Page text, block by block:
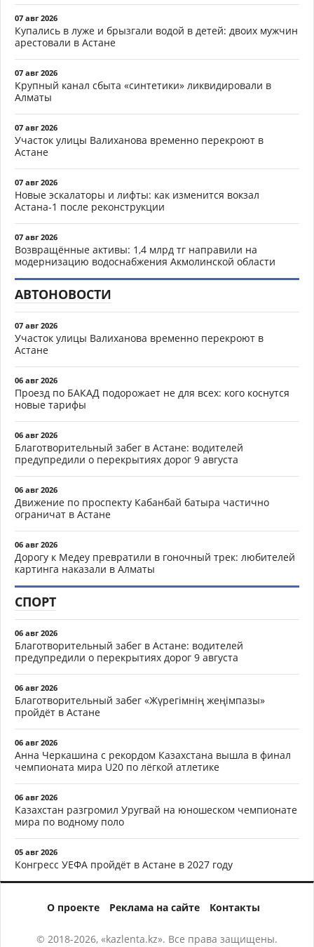
07 авг 2026
Купались в луже и брызгали водой в детей: двоих мужчин
арестовали в Астане
07 авг 2026
Крупный канал сбыта «синтетики» ликвидировали в
Алматы
07 авг 2026
Участок улицы Валиханова временно перекроют в
Астане
07 авг 2026
Новые эскалаторы и лифты: как изменится вокзал
Астана-1 после реконструкции
07 авг 2026
Возвращённые активы: 1,4 млрд тг направили на
модернизацию водоснабжения Акмолинской области
АВТОНОВОСТИ
07 авг 2026
Участок улицы Валиханова временно перекроют в
Астане
06 авг 2026
Проезд по БАКАД подорожает не для всех: кого коснутся
новые тарифы
06 авг 2026
Благотворительный забег в Астане: водителей
предупредили о перекрытиях дорог 9 августа
06 авг 2026
Движение по проспекту Кабанбай батыра частично
ограничат в Астане
06 авг 2026
Дорогу к Медеу превратили в гоночный трек: любителей
картинга наказали в Алматы
СПОРТ
06 авг 2026
Благотворительный забег в Астане: водителей
предупредили о перекрытиях дорог 9 августа
06 авг 2026
Благотворительный забег «Жүрегімнің жеңімпазы»
пройдёт в Астане
06 авг 2026
Анна Черкашина с рекордом Казахстана вышла в финал
чемпионата мира U20 по лёгкой атлетике
06 авг 2026
Казахстан разгромил Уругвай на юношеском чемпионате
мира по водному поло
05 авг 2026
Конгресс УЕФА пройдёт в Астане в 2027 году
О проекте Реклама на сайте Контакты
© 2018-2026, «kazlenta.kz». Все права защищены.